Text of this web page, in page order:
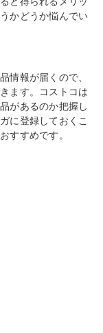
かどうか悩んでい
情報が届くので、
ます。コストコは
があるのか把握し
に登録しておくこ
すすめです。